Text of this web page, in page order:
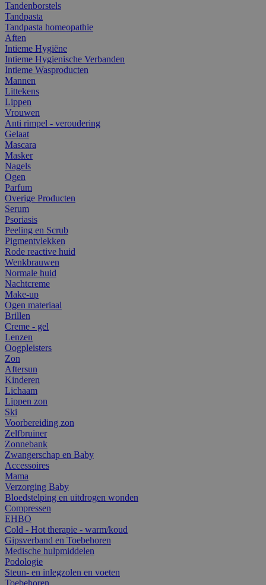
Tandenborstels
Tandpasta
Tandpasta homeopathie
Aften
Intieme Hygiëne
Intieme Hygienische Verbanden
Intieme Wasproducten
Mannen
Littekens
Lippen
Vrouwen
Anti rimpel - veroudering
Gelaat
Mascara
Masker
Nagels
Ogen
Parfum
Overige Producten
Serum
Psoriasis
Peeling en Scrub
Pigmentvlekken
Rode reactive huid
Wenkbrauwen
Normale huid
Nachtcreme
Make-up
Ogen materiaal
Brillen
Creme - gel
Lenzen
Oogpleisters
Zon
Aftersun
Kinderen
Lichaam
Lippen zon
Ski
Voorbereiding zon
Zelfbruiner
Zonnebank
Zwangerschap en Baby
Accessoires
Mama
Verzorging Baby
Bloedstelping en uitdrogen wonden
Compressen
EHBO
Cold - Hot therapie - warm/koud
Gipsverband en Toebehoren
Medische hulpmiddelen
Podologie
Steun- en inlegzolen en voeten
Toebehoren